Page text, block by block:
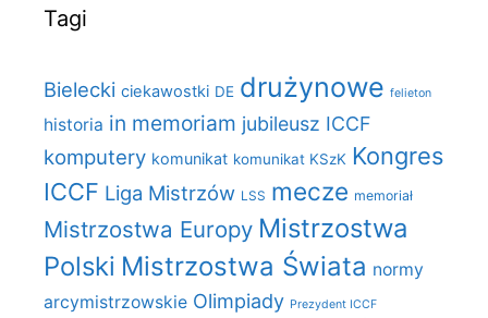
Tagi
Bielecki ciekawostki DE drużynowe felieton
historia in memoriam jubileusz ICCF
komputery komunikat komunikat KSzK Kongres
ICCF Liga Mistrzów LSS mecze memoriał
Mistrzostwa Europy Mistrzostwa
Polski Mistrzostwa Świata normy
arcymistrzowskie Olimpiady Prezydent ICCF